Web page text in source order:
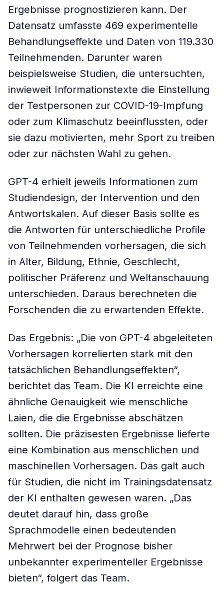
Ergebnisse prognostizieren kann. Der
Datensatz umfasste 469 experimentelle
Behandlungseffekte und Daten von 119.330
Teilnehmenden. Darunter waren
beispielsweise Studien, die untersuchten,
inwieweit Informationstexte die Einstellung
der Testpersonen zur COVID-19-Impfung
oder zum Klimaschutz beeinflussten, oder
sie dazu motivierten, mehr Sport zu treiben
oder zur nächsten Wahl zu gehen.
GPT-4 erhielt jeweils Informationen zum
Studiendesign, der Intervention und den
Antwortskalen. Auf dieser Basis sollte es
die Antworten für unterschiedliche Profile
von Teilnehmenden vorhersagen, die sich
in Alter, Bildung, Ethnie, Geschlecht,
politischer Präferenz und Weltanschauung
unterschieden. Daraus berechneten die
Forschenden die zu erwartenden Effekte.
Das Ergebnis: „Die von GPT-4 abgeleiteten
Vorhersagen korrelierten stark mit den
tatsächlichen Behandlungseffekten“,
berichtet das Team. Die KI erreichte eine
ähnliche Genauigkeit wie menschliche
Laien, die die Ergebnisse abschätzen
sollten. Die präzisesten Ergebnisse lieferte
eine Kombination aus menschlichen und
maschinellen Vorhersagen. Das galt auch
für Studien, die nicht im Trainingsdatensatz
der KI enthalten gewesen waren. „Das
deutet darauf hin, dass große
Sprachmodelle einen bedeutenden
Mehrwert bei der Prognose bisher
unbekannter experimenteller Ergebnisse
bieten“, folgert das Team.